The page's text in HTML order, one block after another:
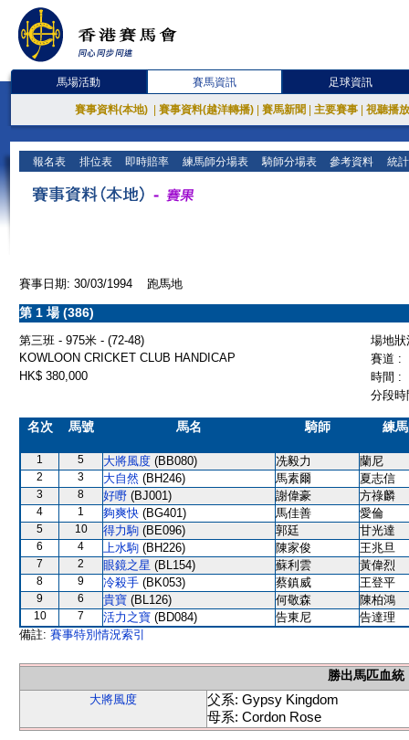
馬場活動 賽馬資訊 足球資訊
賽事資料(本地) 賽事資料(越洋轉播) 賽馬新聞 主要賽事 視聽播
報名表 排位表 即時賠率 練馬師分場表 騎師分場表 參考資料 統
賽事日期: 30/03/1994 跑馬地
第 1 場 (386)
第三班 - 975米 - (72-48)
場地
KOWLOON CRICKET CLUB HANDICAP
賽道 :
HK$ 380,000
時間 :
分段
名次 馬號 馬名 騎師 練
1 5 大將風度 (BB080) 冼毅力 蘭尼
2 3 大自然 (BH246) 馬素爾 夏志信
3 8 好嘢 (BJ001) 謝偉豪 方祿麟
4 1 夠爽快 (BG401) 馬佳善 愛倫
5 10 得力駒 (BE096) 郭廷 甘光達
6 4 上水駒 (BH226) 陳家俊 王兆旦
7 2 眼鏡之星 (BL154) 蘇利雲 黃偉烈
8 9 冷殺手 (BK053) 蔡鎮威 王登平
9 6 貴寶 (BL126) 何敬森 陳柏鴻
10 7 活力之寶 (BD084) 告東尼
告達理
備註: 賽事特別情況索引
勝出馬匹血統
大將風度
父系: Gypsy Kingdom
母系: Cordon Rose